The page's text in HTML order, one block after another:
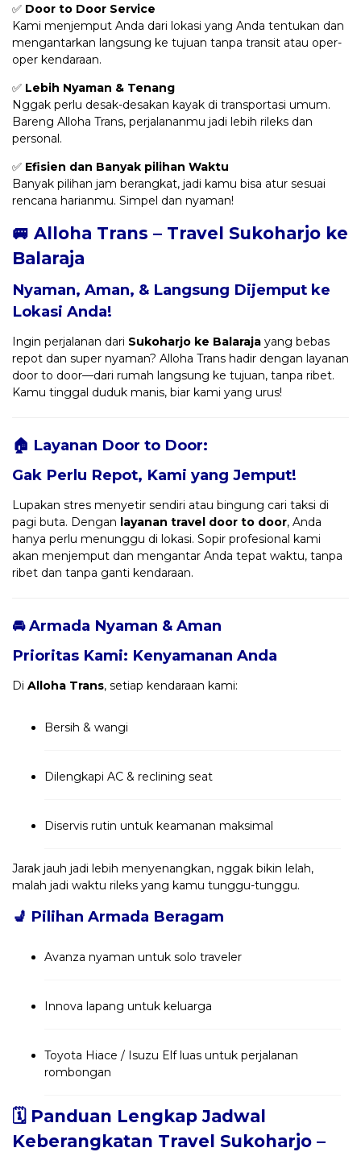
✅ Door to Door Service
Kami menjemput Anda dari lokasi yang Anda tentukan dan
mengantarkan langsung ke tujuan tanpa transit atau oper-
oper kendaraan.
✅ Lebih Nyaman & Tenang
Nggak perlu desak-desakan kayak di transportasi umum.
Bareng Alloha Trans, perjalananmu jadi lebih rileks dan
personal.
✅ Efisien dan Banyak pilihan Waktu
Banyak pilihan jam berangkat, jadi kamu bisa atur sesuai
rencana harianmu. Simpel dan nyaman!
🚐 Alloha Trans – Travel Sukoharjo ke
Balaraja
Nyaman, Aman, & Langsung Dijemput ke
Lokasi Anda!
Ingin perjalanan dari Sukoharjo ke Balaraja yang bebas
repot dan super nyaman? Alloha Trans hadir dengan layanan
door to door—dari rumah langsung ke tujuan, tanpa ribet.
Kamu tinggal duduk manis, biar kami yang urus!
🏠 Layanan Door to Door:
Gak Perlu Repot, Kami yang Jemput!
Lupakan stres menyetir sendiri atau bingung cari taksi di
pagi buta. Dengan layanan travel door to door, Anda
hanya perlu menunggu di lokasi. Sopir profesional kami
akan menjemput dan mengantar Anda tepat waktu, tanpa
ribet dan tanpa ganti kendaraan.
🚘 Armada Nyaman & Aman
Prioritas Kami: Kenyamanan Anda
Di Alloha Trans, setiap kendaraan kami:
Bersih & wangi
Dilengkapi AC & reclining seat
Diservis rutin untuk keamanan maksimal
Jarak jauh jadi lebih menyenangkan, nggak bikin lelah,
malah jadi waktu rileks yang kamu tunggu-tunggu.
💺 Pilihan Armada Beragam
Avanza nyaman untuk solo traveler
Innova lapang untuk keluarga
Toyota Hiace / Isuzu Elf luas untuk perjalanan
rombongan
🗓️ Panduan Lengkap Jadwal
Keberangkatan Travel Sukoharjo –